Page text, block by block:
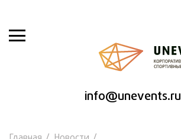
info@unevents.ru